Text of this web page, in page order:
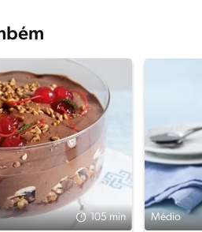
105 min Médio